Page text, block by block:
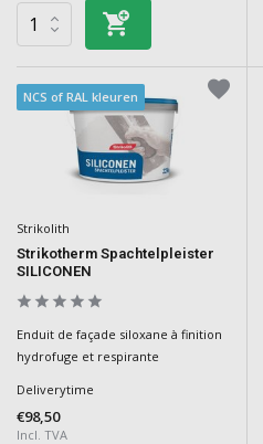
NCS of RAL kleuren
Strikolith
Strikotherm Spachtelpleister
SILICONEN
Enduit de façade siloxane à finition
hydrofuge et respirante
Deliverytime
€98,50
Incl. TVA